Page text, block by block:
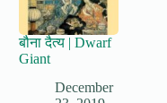
बौना दैत्य | Dwarf
Giant
December